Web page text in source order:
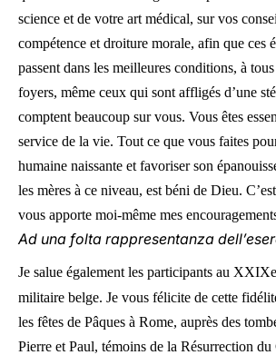
science et de votre art médical, sur vos
compétence et droiture morale, afin que ces
passent dans les meilleures conditions, à
foyers, même ceux qui sont affligés d’une
comptent beaucoup sur vous. Vous êtes
service de la vie. Tout ce que vous faites
humaine naissante et favoriser son
les mères à ce niveau, est béni de Dieu.
vous apporte moi-même mes
Ad una folta rappresentanza
Je salue également les participants au
militaire belge. Je vous félicite de cette
les fêtes de Pâques à Rome, auprès des
Pierre et Paul, témoins de la Résurrection